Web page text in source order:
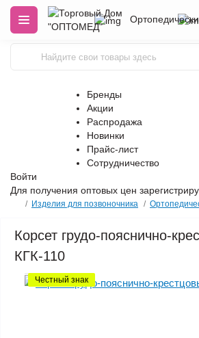
Бренды
Акции
Распродажа
Новинки
Прайс-лист
Сотрудничество
Войти
Для получения оптовых цен
Изделия для позвоночника
Корсет грудо-пояснично-
КГК-110
Честный знак